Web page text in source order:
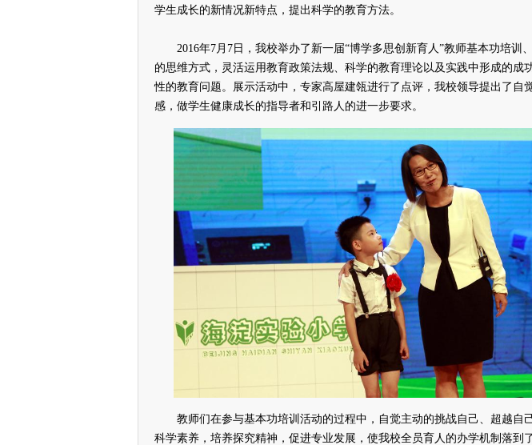
学生成长的新情况新特点，提出科学的教育方法。
2016年7月7日，我校举办了新一届“博学多思创新育人”教师基本功培训
的思维方式，灵活运用教育政策法规、科学的教育理论以及实践中形成的成
性的教育问题。展示活动中，专家高屋建瓴进行了点评，我校领导提出了自
感，做学生健康成长的指导者和引路人的进一步要求。
教师们在参与基本功培训活动的过程中，自觉主动的挑战自己、超越自
科学素养，培养探究精神，促进专业发展，使我校全员育人的办学机制落到